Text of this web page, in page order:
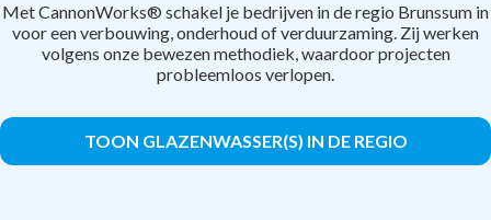
Met CannonWorks® schakel je bedrijven in de regio Brunssum in
voor een verbouwing, onderhoud of verduurzaming. Zij werken
volgens onze bewezen methodiek, waardoor projecten
probleemloos verlopen.
TOON GLAZENWASSER(S) IN DE REGIO